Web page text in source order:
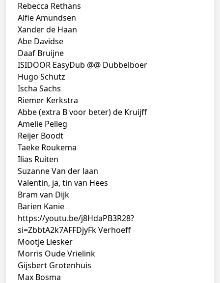
Rebecca Rethans
Alfie Amundsen
Xander de Haan
Abe Davidse
Daaf Bruijne
ISIDOOR EasyDub @@ Dubbelboer
Hugo Schutz
Ischa Sachs
Riemer Kerkstra
Abbe (extra B voor beter) de Kruijff
Amelie Pelleg
Reijer Boodt
Taeke Roukema
Ilias Ruiten
Suzanne Van der laan
Valentin, ja, tin van Hees
Bram van Dijk
Barien Kanie
https://youtu.be/j8HdaPB3R28?
si=ZbbtA2k7AFFDjyFk Verhoeff
Mootje Liesker
Morris Oude Vrielink
Gijsbert Grotenhuis
Max Bosma